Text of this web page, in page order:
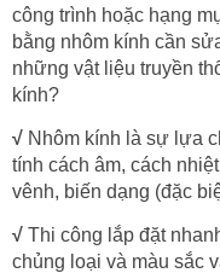
công trình hoặc hạng
bằng nhôm kính cần
những vật liệu truyền
kính?
√ Nhôm kính là sự lựa
tính cách âm, cách
vênh, biến dạng (đặc
√ Thi công lắp đặt
chủng loại và màu sắc